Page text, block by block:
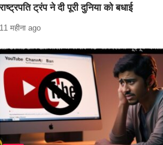
राष्ट्रपति ट्रंप ने दी पूरी दुनिया को बधाई
11 महीना ago